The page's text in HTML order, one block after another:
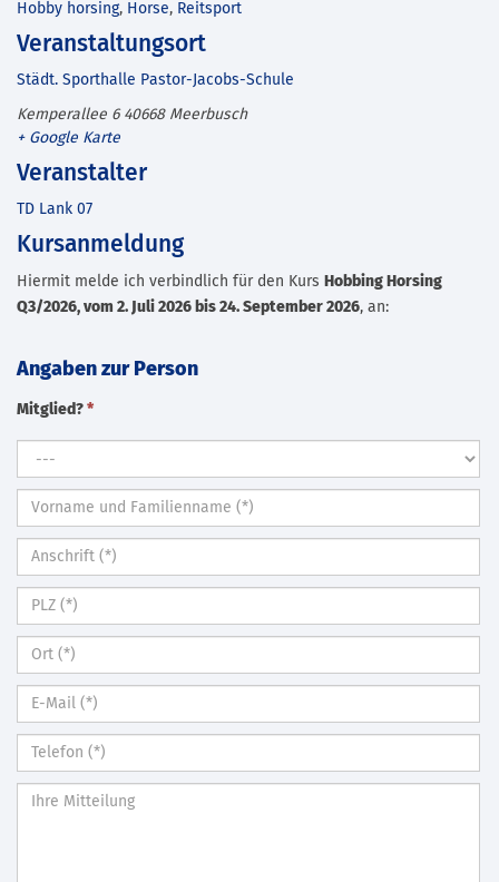
Hobby horsing, Horse, Reitsport
Veranstaltungsort
Städt. Sporthalle Pastor-Jacobs-Schule
Kemperallee 6 40668 Meerbusch
+ Google Karte
Veranstalter
TD Lank 07
Kursanmeldung
Hiermit melde ich verbindlich für den Kurs Hobbing Horsing
Q3/2026, vom 2. Juli 2026 bis 24. September 2026, an:
Angaben zur Person
Mitglied? *